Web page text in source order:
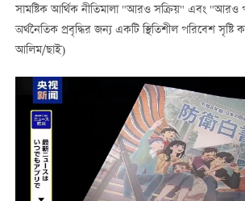
সামষ্টিক আর্থিক নীতিমালা "আরও সক্রিয়" এবং "আরও
অর্থনৈতিক প্রবৃদ্ধির জন্য একটি স্থিতিশীল পরিবেশ সৃষ্টি
আলিম/ছাই)